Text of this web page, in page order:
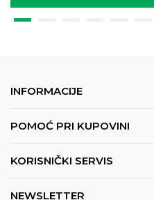
INFORMACIJE
POMOĆ PRI KUPOVINI
KORISNIČKI SERVIS
NEWSLETTER